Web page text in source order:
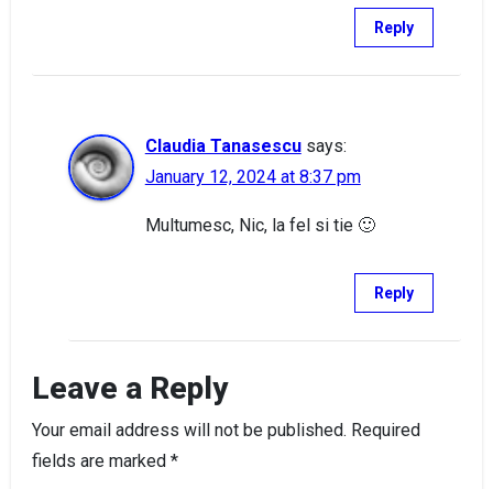
Reply
Claudia Tanasescu says:
January 12, 2024 at 8:37 pm
Multumesc, Nic, la fel si tie 🙂
Reply
Leave a Reply
Your email address will not be published. Required
fields are marked*